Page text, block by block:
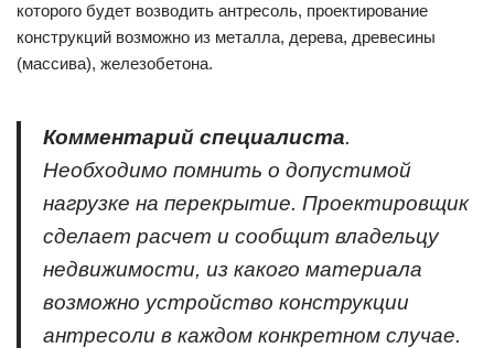
которого будет возводить антресоль, проектирование
конструкций возможно из металла, дерева, древесины
(массива), железобетона.
Комментарий специалиста.
Необходимо помнить о допустимой
нагрузке на перекрытие. Проектировщик
сделает расчет и сообщит владельцу
недвижимости, из какого материала
возможно устройство конструкции
антресоли в каждом конкретном случае.